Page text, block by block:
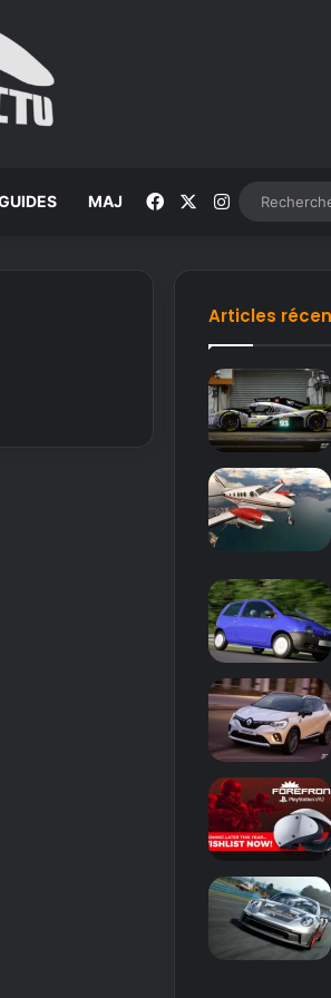
MAJ FacebookInstagram
Articles